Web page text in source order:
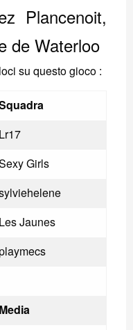
Plancenoit,
de Waterloo
su questo gioco :
Lr17
Girls
Les Jaunes
Media